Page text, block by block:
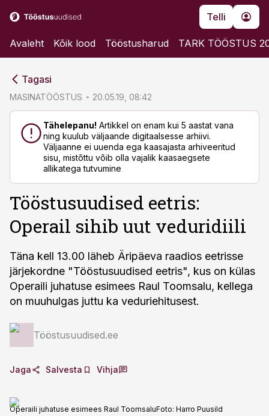
Telli
Avaleht Kõik lood Tööstusharud TARK TÖÖSTUS
Tagasi
MASINATÖÖSTUS 20.05.19, 08:42
Tähelepanu! Artikkel on enam kui 5 aastat vana
ning kuulub väljaande digitaalsesse arhiivi.
Väljaanne ei uuenda ega kaasajasta arhiveeritud
sisu, mistõttu võib olla vajalik kaasaegsete
allikatega tutvumine
Tööstusuudised eetris:
Operail sihib uut veduridiili
Täna kell 13.00 läheb Äripäeva raadios eetrisse
järjekordne "Tööstusuudised eetris", kus on külas
Operaili juhatuse esimees Raul Toomsalu, kellega
on muuhulgas juttu ka veduriehitusest.
Tööstusuudised.ee
Jaga Salvesta Vihja
Operaili juhatuse esimees Raul ToomsaluFoto: Harro Puusild